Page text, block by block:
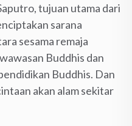
tujuan utama dari
sarana
sesama remaja
Buddhis dan
Buddhis. Dan
akan alam sekitar